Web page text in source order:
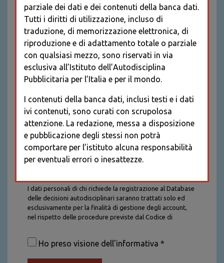
I dati personali di chi richiede la registrazione al Database
delle decisioni autodisciplinari saranno trattati solo ed
esclusivamente per la finalità di gestione degli account,
nel rispetto delle procedure previste dal Codice di
saranno trattati con tutte le cautele richieste dalla legge e
saranno conservati per la durata stabilita caso per caso
Ho preso visione dell'informativa *
parziale dei dati e dei contenuti della banca dati.
Tutti i diritti di utilizzazione, incluso di
traduzione, di memorizzazione elettronica, di
riproduzione e di adattamento totale o parziale
con qualsiasi mezzo, sono riservati in via
esclusiva all’Istituto dell’Autodisciplina
Pubblicitaria per l’Italia e per il mondo.
I contenuti della banca dati, inclusi testi e i dati
ivi contenuti, sono curati con scrupolosa
attenzione. La redazione, messa a disposizione
e pubblicazione degli stessi non potrà
comportare per l’istituto alcuna responsabilità
per eventuali errori o inesattezze.